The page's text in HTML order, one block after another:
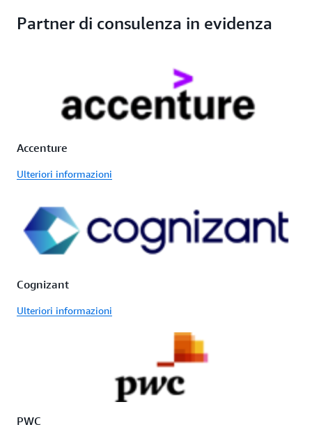
Partner di consulenza in evidenza
Accenture
Ulteriori informazioni
Cognizant
Ulteriori informazioni
PWC